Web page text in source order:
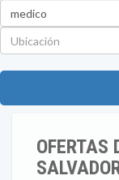
OFERTAS